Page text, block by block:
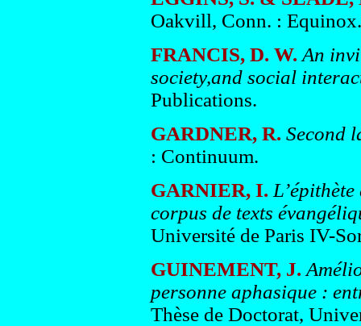
Oakvill, Conn. : Equinox.
FRANCIS, D. W. An
society,and social
Publications.
GARDNER, R. Second
: Continuum.
GARNIER, I.
corpus de texts
Université de Paris IV-
GUINEMENT, J.
personne aphasique :
Thèse de Doctorat,